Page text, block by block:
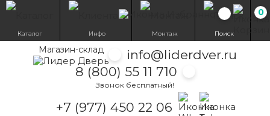
Магазин-склад
info@liderdver.ru
8 (800) 55 11 710
Звонок бесплатный!
+7 (977) 450 22 06
Написать на
Написать на
0
Каталог Инфо Монтаж Поиск